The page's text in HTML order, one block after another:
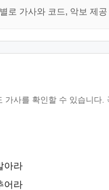
로 가사와 코드, 악보 제
가사를 확인할 수 있습니다
아라
어라